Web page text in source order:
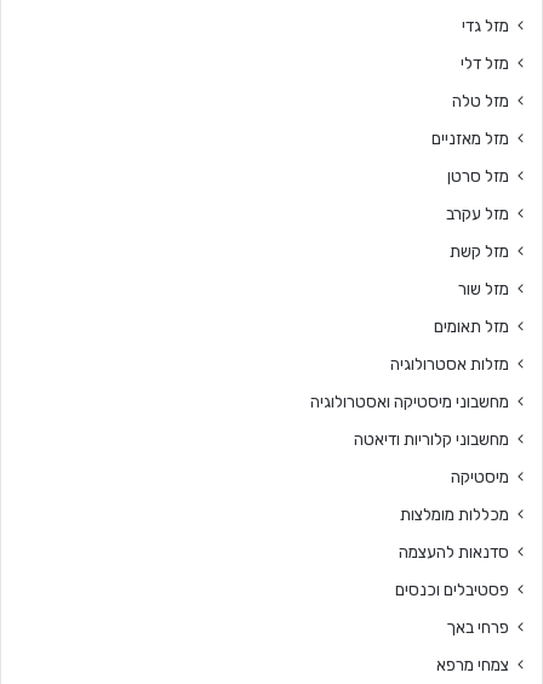
מזל גדי
מזל דלי
מזל טלה
מזל מאזניים
מזל סרטן
מזל עקרב
מזל קשת
מזל שור
מזל תאומים
מזלות אסטרולוגיה
מחשבוני מיסטיקה ואסטרולוגיה
מחשבוני קלוריות ודיאטה
מיסטיקה
מכללות מומלצות
סדנאות להעצמה
פסטיבלים וכנסים
פרחי באך
צמחי מרפא